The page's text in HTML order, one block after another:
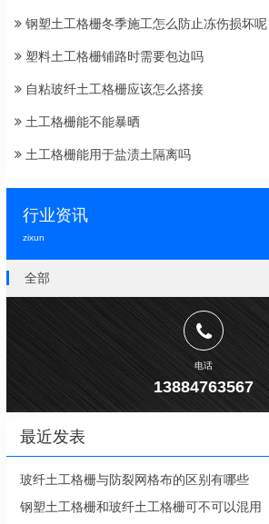
钢塑土工格栅冬季施工怎么防止冻伤损坏呢
塑料土工格栅铺路时需要包边吗
自粘玻纤土工格栅应该怎么搭接
土工格栅能不能暴晒
土工格栅能用于盐渍土隔离吗
行业资讯
zixun
全部
电话
13884763567
最近发表
玻纤土工格栅与防裂网格布的区别有哪些
钢塑土工格栅和玻纤土工格栅可不可以混用